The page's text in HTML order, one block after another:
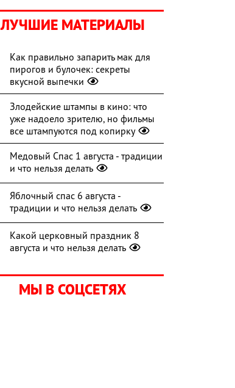
ЛУЧШИЕ МАТЕРИАЛЫ
Как правильно запарить мак для
пирогов и булочек: секреты
вкусной выпечки
Злодейские штампы в кино: что
уже надоело зрителю, но фильмы
все штампуются под копирку
Медовый Спас 1 августа - традиции
и что нельзя делать
Яблочный спас 6 августа -
традиции и что нельзя делать
Какой церковный праздник 8
августа и что нельзя делать
МЫ В СОЦСЕТЯХ